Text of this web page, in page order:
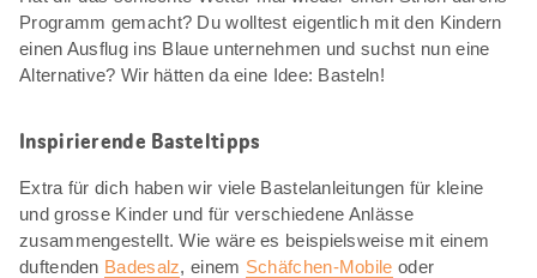
Programm gemacht? Du wolltest eigentlich mit den Kindern
einen Ausflug ins Blaue unternehmen und suchst nun eine
Alternative? Wir hätten da eine Idee: Basteln!
Inspirierende Basteltipps
Extra für dich haben wir viele Bastelanleitungen für kleine
und grosse Kinder und für verschiedene Anlässe
zusammengestellt. Wie wäre es beispielsweise mit einem
duftenden Badesalz, einem Schäfchen-Mobile oder